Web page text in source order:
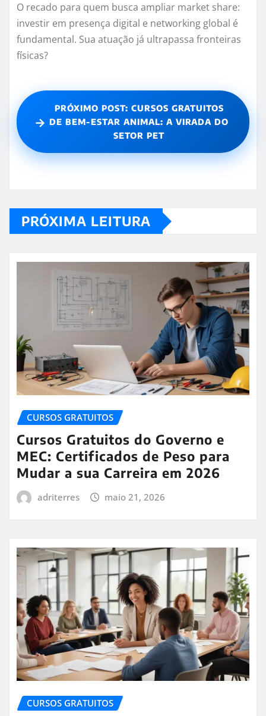
O recado para quem busca ampliar market share:
investir em presença digital e networking global é
fundamental. Sua atuação já ultrapassa fronteiras
físicas?
→
PRÓXIMO POST: CURSOS GRATUITOS
DE BEM-ESTAR ANIMAL: A VIRADA DO
SETOR PET
PRÓXIMA LEITURA
CURSOS GRATUITOS
Cursos Gratuitos do Governo e
MEC: Certificados de Peso para
Mudar a sua Carreira em 2026
adriterres maio 21, 2026
CURSOS GRATUITOS